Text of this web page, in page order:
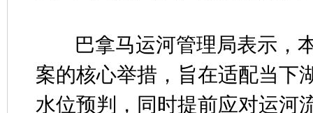
巴拿马运河管理局表示，本
案的核心举措，旨在适配当下
水位预判，同时提前应对运河